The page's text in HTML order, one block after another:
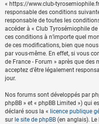
« https://www.club-
responsable des conditions
responsable de toutes les
accéder à « Club Tyrosémiophile
ces conditions à n’importe quel
de ces modifications, bien que
par vous-même. En effet, si vous
de France - Forum » après que
acceptez d’être légalement
jour.
Nos forums sont développés par
phpBB » et « phpBB Limited ») qui
déclaré sous la « licence publique
sur le site de phpBB (en anglais).